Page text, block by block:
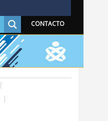
CONTACTO